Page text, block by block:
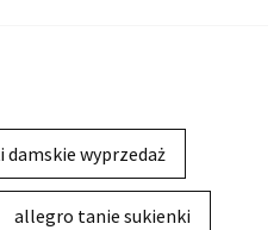
wyprzedaż
allegro tanie sukienki